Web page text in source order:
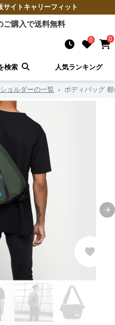
サイトキャリーフィット
ご購入で送料無料
0 0
検索 人気ランキング
ョルダーの一覧 › ボディバッグ